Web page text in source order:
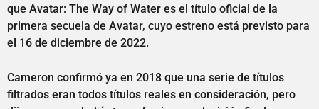
que Avatar: The Way of Water es el título oficial de la
primera secuela de Avatar, cuyo estreno está previsto para
el 16 de diciembre de 2022.
Cameron confirmó ya en 2018 que una serie de títulos
filtrados eran todos títulos reales en consideración, pero